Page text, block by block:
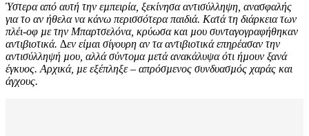
Ύστερα από αυτή την εµπειρία, ξεκίνησα αντισύλληψη, ανασφαλής
για το αν ήθελα να κάνω περισσότερα παιδιά. Κατά τη διάρκεια των
πλέι-οφ µε την Μπαρτσελόνα, κρύωσα και µου συνταγογραφήθηκαν
αντιβιοτικά. ∆εν είµαι σίγουρη αν τα αντιβιοτικά επηρέασαν την
αντισύλληψή µου, αλλά σύντομα µετά ανακάλυψα ότι ήµουν ξανά
έγκυος. Αρχικά, µε εξέπληξε – απρόσµενος συνδυασµός χαράς και
άγχους.